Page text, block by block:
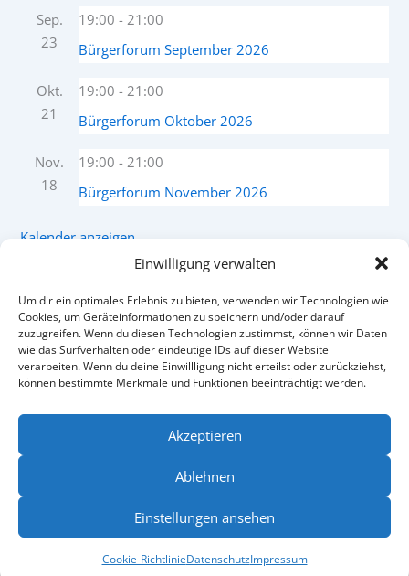
Einwilligung verwalten
Um dir ein optimales Erlebnis zu bieten, verwenden wir Technologien wie
Cookies, um Geräteinformationen zu speichern und/oder darauf
zuzugreifen. Wenn du diesen Technologien zustimmst, können wir Daten
wie das Surfverhalten oder eindeutige IDs auf dieser Website
verarbeiten. Wenn du deine Einwillligung nicht erteilst oder zurückziehst,
können bestimmte Merkmale und Funktionen beeinträchtigt werden.
Akzeptieren
Ablehnen
Einstellungen ansehen
Cookie-RichtlinieDatenschutzImpressum
Sep.
23
19:00 - 21:00
Bürgerforum September 2026
Okt.
21
19:00 - 21:00
Bürgerforum Oktober 2026
Nov.
18
19:00 - 21:00
Bürgerforum November 2026
Kalender anzeigen
Facebook Instagram
Kontakt
Impressum
Datenschutz
Cookie-Richtlinie (EU)